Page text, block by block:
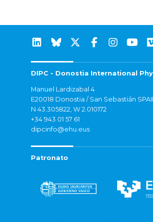
DIPC - Donostia International
Manuel Lardizabal 4
E20018 Donostia / San Sebastián
N 43.305822, W 2.010172
+34 943 01 57 61
dipcinfo@ehu.eus
Patronato